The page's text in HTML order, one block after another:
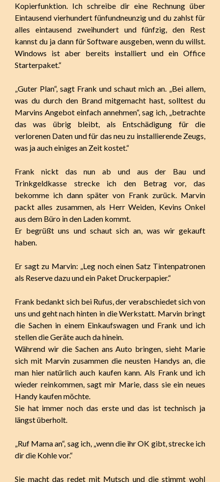
Kopierfunktion. Ich schreibe dir eine Rechnung über
Eintausend vierhundert fünfundneunzig und du zahlst für
alles eintausend zweihundert und fünfzig, den Rest
kannst du ja dann für Software ausgeben, wenn du willst.
Windows ist aber bereits installiert und ein Office
Starterpaket.“
„Guter Plan“, sagt Frank und schaut mich an. „Bei allem,
was du durch den Brand mitgemacht hast, solltest du
Marvins Angebot einfach annehmen“, sag ich, „betrachte
das was übrig bleibt, als Entschädigung für die
verlorenen Daten und für das neu zu installierende Zeugs,
was ja auch einiges an Zeit kostet.“
Frank nickt das nun ab und aus der Bau und
Trinkgeldkasse strecke ich den Betrag vor, das
bekomme ich dann später von Frank zurück. Marvin
packt alles zusammen, als Herr Weiden, Kevins Onkel
aus dem Büro in den Laden kommt.
Er begrüßt uns und schaut sich an, was wir gekauft
haben.
Er sagt zu Marvin: „Leg noch einen Satz Tintenpatronen
als Reserve dazu und ein Paket Druckerpapier.“
Frank bedankt sich bei Rufus, der verabschiedet sich von
uns und geht nach hinten in die Werkstatt. Marvin bringt
die Sachen in einem Einkaufswagen und Frank und ich
stellen die Geräte auch da hinein.
Während wir die Sachen ans Auto bringen, sieht Marie
sich mit Marvin zusammen die neusten Handys an, die
man hier natürlich auch kaufen kann. Als Frank und ich
wieder reinkommen, sagt mir Marie, dass sie ein neues
Handy kaufen möchte.
Sie hat immer noch das erste und das ist technisch ja
längst überholt.
„Ruf Mama an“, sag ich, „wenn die ihr OK gibt, strecke ich
dir die Kohle vor.“
Sie macht das redet mit Mutsch und die stimmt wohl